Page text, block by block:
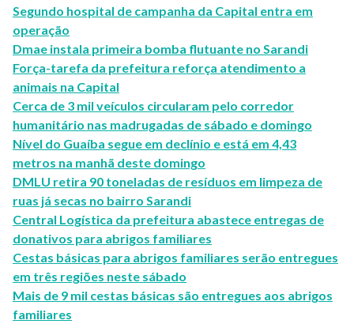
Segundo hospital de campanha da Capital entra em
operação
Dmae instala primeira bomba flutuante no Sarandi
Força-tarefa da prefeitura reforça atendimento a
animais na Capital
Cerca de 3 mil veículos circularam pelo corredor
humanitário nas madrugadas de sábado e domingo
Nível do Guaíba segue em declínio e está em 4,43
metros na manhã deste domingo
DMLU retira 90 toneladas de resíduos em limpeza de
ruas já secas no bairro Sarandi
Central Logística da prefeitura abastece entregas de
donativos para abrigos familiares
Cestas básicas para abrigos familiares serão entregues
em três regiões neste sábado
Mais de 9 mil cestas básicas são entregues aos abrigos
familiares